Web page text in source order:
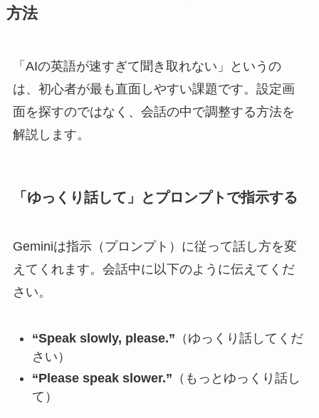
方法
「AIの英語が速すぎて聞き取れない」というの
は、初心者が最も直面しやすい課題です。設定画
面を探すのではなく、会話の中で調整する方法を
解説します。
「ゆっくり話して」とプロンプトで指示する
Geminiは指示（プロンプト）に従って話し方を変
えてくれます。会話中に以下のように伝えてくだ
さい。
“Speak slowly, please.” （ゆっくり話してくだ
さい）
“Please speak slower.” （もっとゆっくり話し
て）